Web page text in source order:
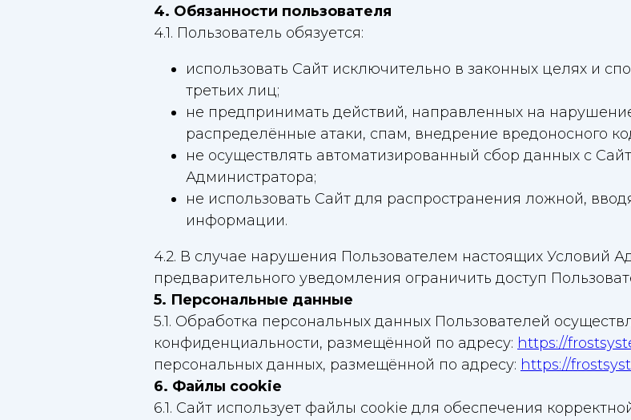
4. Обязанности пользователя
4.1. Пользователь обязуется:
использовать Сайт исключительно в законных целях и
третьих лиц;
не предпринимать действий, направленных на
распределённые атаки, спам, внедрение вредоносного
не осуществлять автоматизированный сбор данных с
Администратора;
не использовать Сайт для распространения ложной,
информации.
4.2. В случае нарушения Пользователем настоящих Условий
предварительного уведомления ограничить доступ
5. Персональные данные
5.1. Обработка персональных данных Пользователей
конфиденциальности, размещённой по адресу: https://
персональных данных, размещённой по адресу: https://
6. Файлы cookie
6.1. Сайт использует файлы cookie для обеспечения